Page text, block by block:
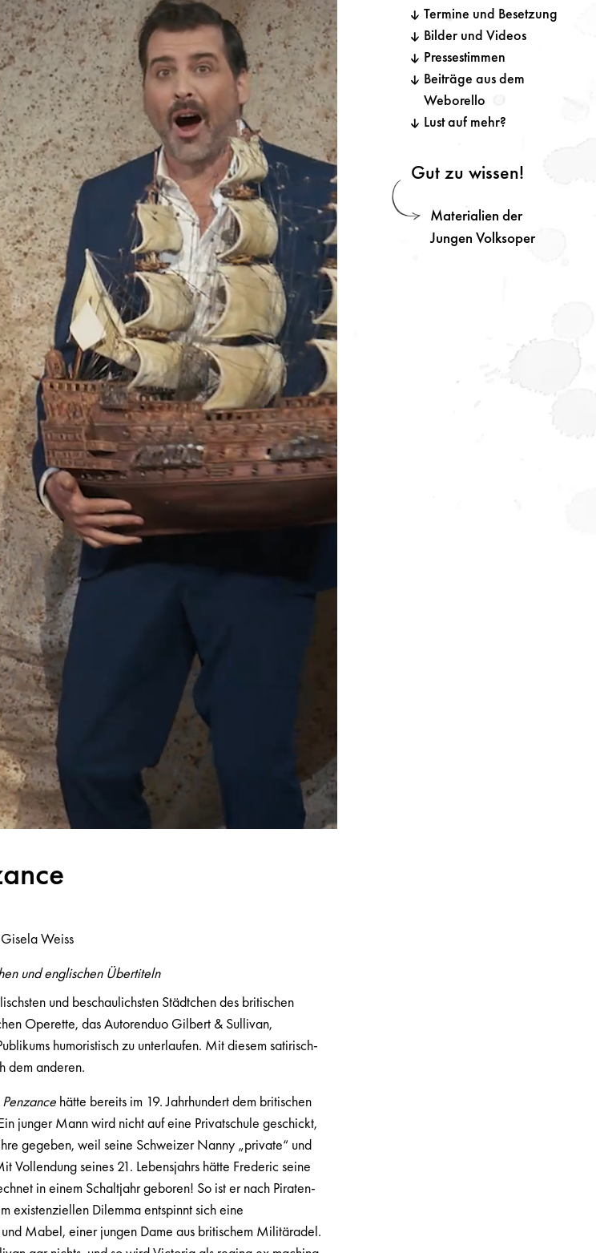
ance
Weiss
und englischen Übertiteln
und beschaulichsten Städtchen des britischen
Operette, das Autorenduo Gilbert & Sullivan,
humoristisch zu unterlaufen. Mit diesem satirisch-
dem anderen.
hätte bereits im 19. Jahrhundert dem britischen
junger Mann wird nicht auf eine Privatschule geschickt,
gegeben, weil seine Schweizer Nanny „private“ und
Vollendung seines 21. Lebensjahrs hätte Frederic seine
in einem Schaltjahr geboren! So ist er nach Piraten-
existenziellen Dilemma entspinnt sich eine
Mabel, einer jungen Dame aus britischem Militäradel.
Termine und Besetzung
Bilder und Videos
Pressestimmen
Beiträge aus dem
Weborello
Lust auf mehr?
Gut zu wissen!
Materialien der
Jungen Volksoper